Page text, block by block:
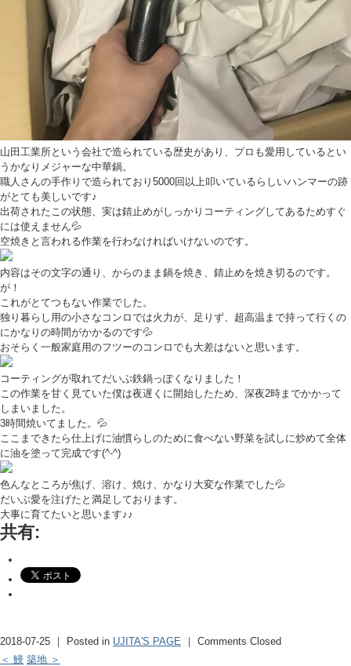
山田工業所という会社で造られている歴史があり、プロも愛用しているとい
うかなりメジャーな中華鍋。
職人さんの手作りで造られており5000回以上叩いているらしいハンマーの跡
がとても美しいです♪
出荷されたこの状態、実は錆止めがしっかりコーティングしてあるためすぐ
には使えません💦
空焼きと言われる作業を行わなければいけないのです。
内容はその文字の通り、からのまま鍋を焼き、錆止めを焼き切るのです。
が！
これがとてつもない作業でした。
独り暮らし用の小さなコンロでは火力が、足りず、超高温まで持って行くの
にかなりの時間がかかるのです💦
おそらく一般家庭用のフツーのコンロでも大差はないと思います。
コーティングが取れてだいぶ鉄鍋っぽくなりました！
この作業を甘く見ていた僕は夜遅くに開始したため、深夜2時までかかって
しまいました。
3時間焼いてました。💦
ここまできたら仕上げに油慣らしのために食べない野菜を試しに炒めて全体
に油を塗って完成です(^-^)
色んなところが焦げ、溶け、焼け、かなり大変な作業でした💦
だいぶ愛を注げたと満足しております。
大事に育てたいと思います♪♪
共有:
2018-07-25 ｜ Posted in UJITA'S PAGE ｜ Comments Closed
＜ 鰻 築地 ＞